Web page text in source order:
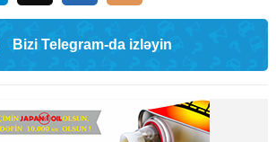
Bizi Telegram-da izləyin